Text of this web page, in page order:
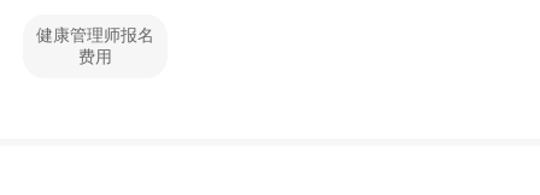
健康管理师报名
费用